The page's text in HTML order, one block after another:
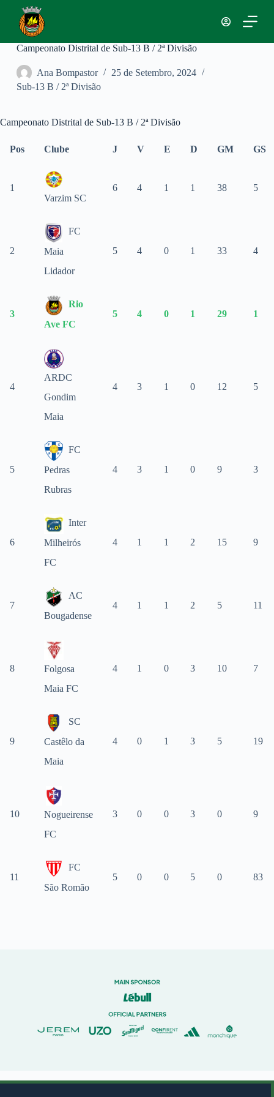
a
c
n
t
d
Campeonato Distrital de Sub-13 B / 2ª Divisão
Ana Bompastor
25 de Setembro, 2024
Sub-13 B / 2ª Divisão
Campeonato Distrital de Sub-13 B / 2ª Divisão
Pos Clube J V E D GM GS
1
Varzim SC
6 4 1 1 38 5
2
FC
Maia
Lidador
5 4 0 1 33 4
3
Rio
Ave FC
5 4 0 1 29 1
4
ARDC
Gondim
Maia
4 3 1 0 12 5
5
FC
Pedras
Rubras
4 3 1 0 9 3
6
Inter
Milheirós
FC
4 1 1 2 15 9
7
AC
Bougadense
4 1 1 2 5 11
8
Folgosa
Maia FC
4 1 0 3 10 7
9
SC
Castêlo da
Maia
4 0 1 3 5 19
10
Nogueirense
FC
3 0 0 3 0 9
11
FC
São Romão
5 0 0 5 0 83